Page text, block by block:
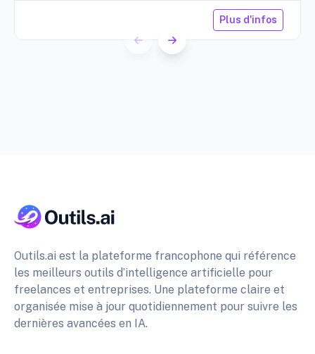
Plus d'infos
Outils.ai est la plateforme francophone qui référence
les meilleurs outils d’intelligence artificielle pour
freelances et entreprises. Une plateforme claire et
organisée mise à jour quotidiennement pour suivre les
dernières avancées en IA.